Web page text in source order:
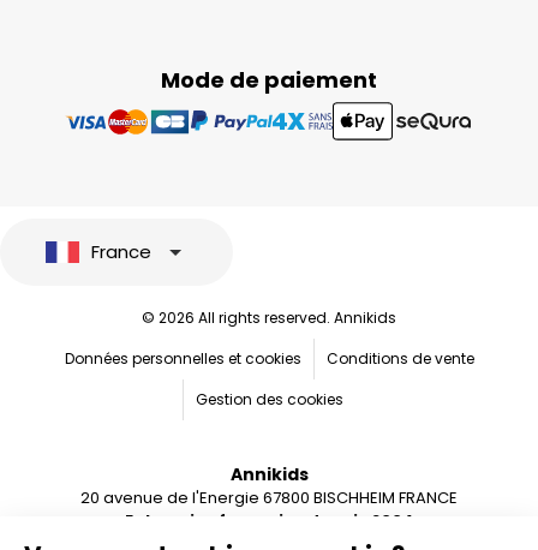
Mode de paiement
France
© 2026 All rights reserved. Annikids
Données personnelles et cookies
Conditions de vente
Gestion des cookies
Annikids
20 avenue de l'Energie 67800 BISCHHEIM FRANCE
Entreprise française depuis 2004